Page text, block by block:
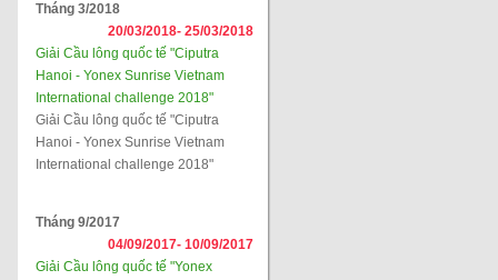
Tháng 3/2018
20/03/2018- 25/03/2018
Giải Cầu lông quốc tế "Ciputra
Hanoi - Yonex Sunrise Vietnam
International challenge 2018"
Giải Cầu lông quốc tế "Ciputra
Hanoi - Yonex Sunrise Vietnam
International challenge 2018"
Tháng 9/2017
04/09/2017- 10/09/2017
Giải Cầu lông quốc tế "Yonex